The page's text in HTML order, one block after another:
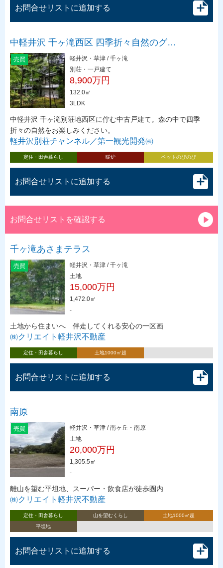
お問合せリストに追加する
中軽井沢 千ヶ滝西区 四季折々自然のグ…
売買
軽井沢・草津 / 千ヶ滝
別荘・一戸建て
8,900万円
132.0㎡
3LDK
中軽井沢 千ヶ滝別荘地西区に佇む中古戸建て。森の中で四季
折々の自然をお楽しみください。
軽井沢別荘チャンネル／第一観光開発㈱
定住・田舎暮らし 暖炉 ペットのびのび
お問合せリストに追加する
お問合せリストを確認する
千ヶ滝あさまテラス
売買
軽井沢・草津 / 千ヶ滝
土地
15,000万円
1,472.0㎡
-
土地から住まいへ 伴走してくれる安心の一区画
㈱クリエイト軽井沢不動産
定住・田舎暮らし 土地1000㎡超
お問合せリストに追加する
南原
売買
軽井沢・草津 / 南ヶ丘・南原
土地
20,000万円
1,305.5㎡
-
離山を望む平坦地、スーパー・飲食店が徒歩圏内
㈱クリエイト軽井沢不動産
定住・田舎暮らし 山を望むくらし
土地1000㎡超
平坦地
お問合せリストに追加する